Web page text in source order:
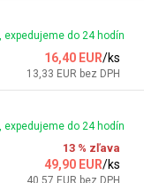
16,40 EUR/ks
13,33 EUR bez DPH
expedujeme do 24 hodín
13 % zľava
49,90 EUR/ks
expedujeme do 24 hodín